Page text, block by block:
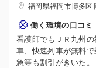
福岡県福岡市博多
働く環境の口コミ
看護師でもＪＲ九州
車、快速列車が無料
急等も割引がきいた